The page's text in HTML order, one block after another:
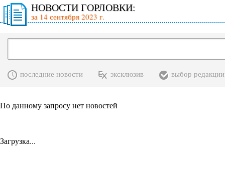
НОВОСТИ ГОРЛОВКИ:
за 14 сентября 2023 г.
последние новости эксклюзив выбор редакции
По данному запросу нет новостей
Загрузка...